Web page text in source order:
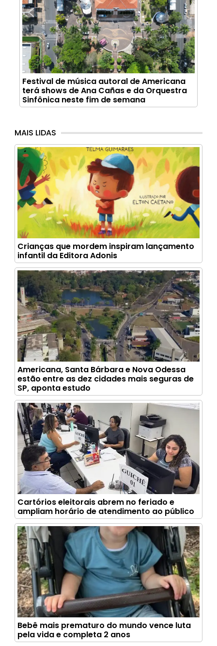
Festival de música autoral de Americana
terá shows de Ana Cañas e da Orquestra
Sinfônica neste fim de semana
MAIS LIDAS
Crianças que mordem inspiram lançamento
infantil da Editora Adonis
Americana, Santa Bárbara e Nova Odessa
estão entre as dez cidades mais seguras de
SP, aponta estudo
Cartórios eleitorais abrem no feriado e
ampliam horário de atendimento ao público
Bebê mais prematuro do mundo vence luta
pela vida e completa 2 anos